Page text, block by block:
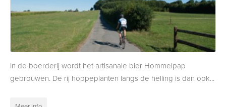
In de boerderij wordt het artisanale bier Hommelpap
gebrouwen. De rij hoppeplanten langs de helling is dan ook...